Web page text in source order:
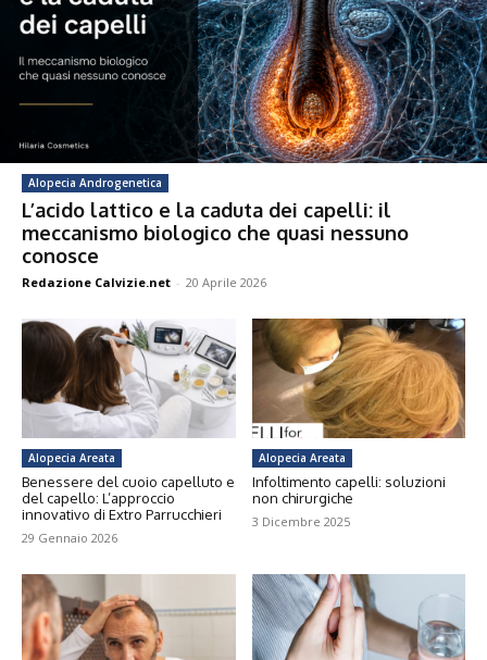
Alopecia Androgenetica
L’acido lattico e la caduta dei capelli: il
meccanismo biologico che quasi nessuno
conosce
Redazione Calvizie.net - 20 Aprile 2026
Alopecia Areata
Benessere del cuoio capelluto e
del capello: L’approccio
innovativo di Extro Parrucchieri
29 Gennaio 2026
Alopecia Areata
Infoltimento capelli: soluzioni
non chirurgiche
3 Dicembre 2025